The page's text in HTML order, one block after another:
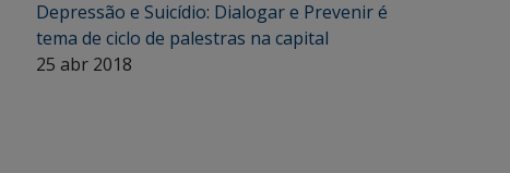
Depressão e Suicídio: Dialogar e Prevenir é
tema de ciclo de palestras na capital
25 abr 2018